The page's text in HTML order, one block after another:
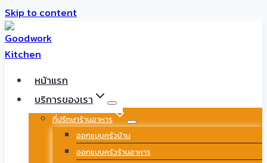
Skip to content
หน้าแรก
บริการของเรา
ที่ปรึกษาร้านอาหาร
ออกแบบครัวบ้าน
ออกแบบครัวร้านอาหาร